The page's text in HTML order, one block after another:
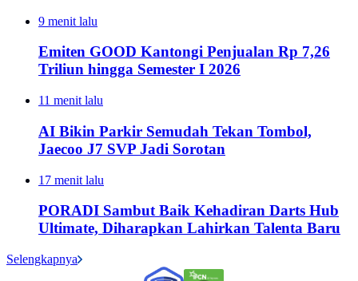
9 menit lalu
Emiten GOOD Kantongi Penjualan Rp 7,26
Triliun hingga Semester I 2026
11 menit lalu
AI Bikin Parkir Semudah Tekan Tombol,
Jaecoo J7 SVP Jadi Sorotan
17 menit lalu
PORADI Sambut Baik Kehadiran Darts Hub
Ultimate, Diharapkan Lahirkan Talenta Baru
Selengkapnya